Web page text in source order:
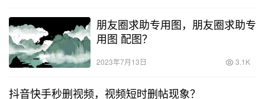
朋友圈求助专用图，朋友圈求助专
用图 配图？
2023年7月13日 3.1K
抖音快手秒删视频，视频短时删帖现象？